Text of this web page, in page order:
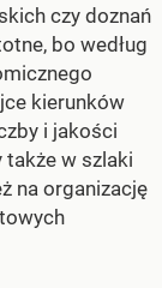
czy doznań
bo według
kierunków
i jakości
także w szlaki
na organizację